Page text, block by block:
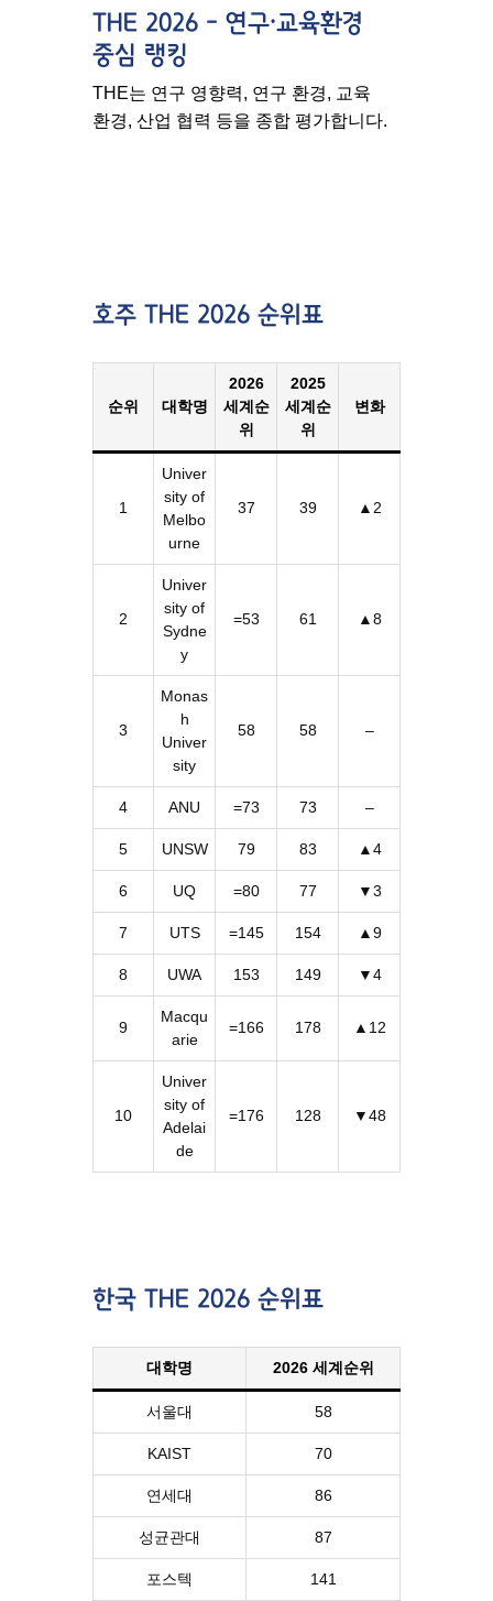
THE 2026 – 연구·교육환경
중심 랭킹
THE는 연구 영향력, 연구 환경, 교육
환경, 산업 협력 등을 종합 평가합니다.
호주 THE 2026 순위표
순위 대학명
2026
세계순
위
2025
세계순
위
변화
1
Univer
sity of
Melbo
urne
37 39 ▲2
2
Univer
sity of
Sydne
y
=53 61 ▲8
3
Monas
h
Univer
sity
58 58 –
4 ANU =73 73 –
5 UNSW 79 83 ▲4
6 UQ =80 77 ▼3
7 UTS =145 154 ▲9
8 UWA 153 149 ▼4
9
Macqu
arie
=166 178 ▲12
10
Univer
sity of
Adelai
de
=176 128 ▼48
한국 THE 2026 순위표
대학명 2026 세계순위
서울대 58
KAIST 70
연세대 86
성균관대 87
포스텍 141